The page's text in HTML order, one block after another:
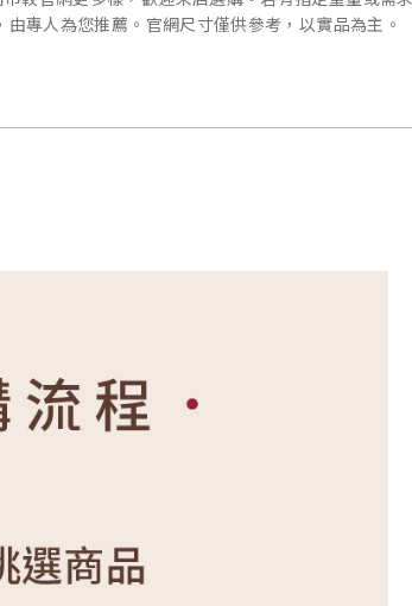
由專人為您推薦。官網尺寸僅供參考，以實品為主。